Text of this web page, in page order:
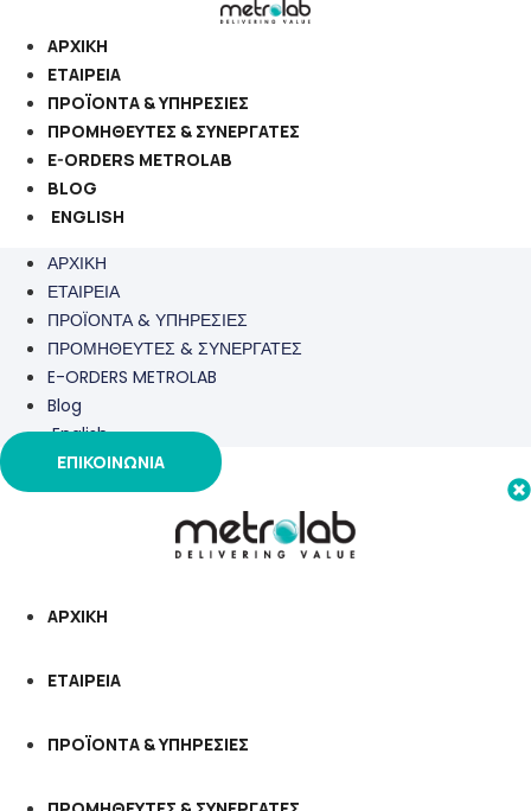
στο
περιεχόμενο
ΑΡΧΙΚΗ
ΕΤΑΙΡΕΙΑ
ΠΡΟΪΟΝΤΑ & ΥΠΗΡΕΣΙΕΣ
ΠΡΟΜΗΘΕΥΤΕΣ & ΣΥΝΕΡΓΑΤΕΣ
E-ORDERS METROLAB
BLOG
ENGLISH
ΑΡΧΙΚΗ
ΕΤΑΙΡΕΙΑ
ΠΡΟΪΟΝΤΑ & ΥΠΗΡΕΣΙΕΣ
ΠΡΟΜΗΘΕΥΤΕΣ & ΣΥΝΕΡΓΑΤΕΣ
E-ORDERS METROLAB
Blog
English
ΕΠΙΚΟΙΝΩΝΙΑ
ΑΡΧΙΚΗ
ΕΤΑΙΡΕΙΑ
ΠΡΟΪΟΝΤΑ & ΥΠΗΡΕΣΙΕΣ